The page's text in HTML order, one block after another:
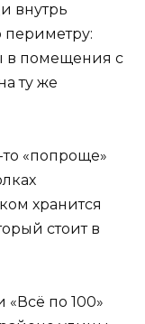
внутрь
периметру:
в помещения с
ту же
«попроще»
хранится
стоит в
по 100»